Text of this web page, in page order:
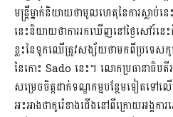
មន្រ្តីម្នាក់និយាយថាមូលហេតុនៃការស្លា
នេះនិយាយថាការរកឃើញនៅថ្ងៃសៅរ៍នេ
ខ្លះនៃទូកឈើត្រូវសង្ស័យថាមកពីប្រទេស
នៃកោះ Sado នេះ។ លោកប្រធានាធិប
សម្រេចចិត្តដាក់ទណ្ឌកម្មបន្ថែមទៀតទៅល
អះអាងថាកូរ៉េខាងជើងនៅពីក្រោយអង្គកា